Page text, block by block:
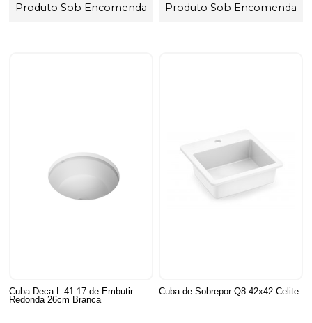
Produto Sob Encomenda Produto Sob Encomenda
Cuba Deca L.41.17 de Embutir
Redonda 26cm Branca
Cuba de Sobrepor Q8 42x42 Celite